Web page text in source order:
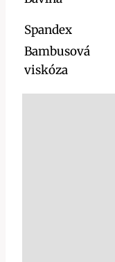
Spandex
Bambusová
viskóza